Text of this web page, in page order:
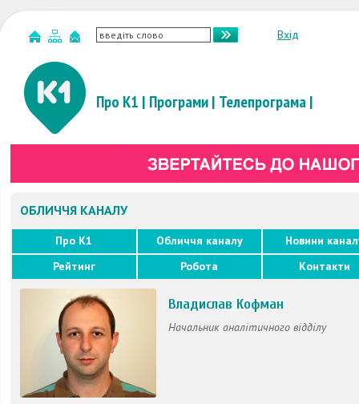
Вхід
Про К1 | Програми| Телепрограма|
ОБЛИЧЧЯ КАНАЛУ
Про K1 Обличчя каналу
Новини
Рейтинг
Робота Контакти
Владислав Кофман
Начальник аналітичного відділу